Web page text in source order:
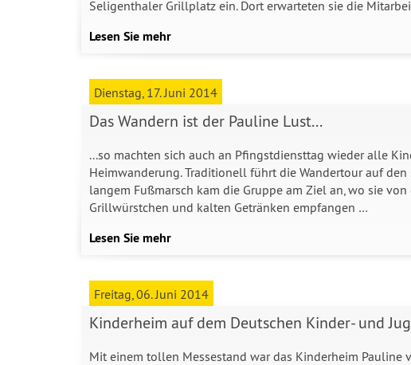
Seligenthaler Grillplatz ein. Dort erwarteten sie die
Lesen Sie mehr
Dienstag, 17. Juni 2014
Das Wandern ist der Pauline Lust...
...so machten sich auch an Pfingstdiensttag wieder alle
Heimwanderung. Traditionell führt die Wandertour auf
langem Fußmarsch kam die Gruppe am Ziel an, wo sie
Grillwürstchen und kalten Getränken empfangen …
Lesen Sie mehr
Freitag, 06. Juni 2014
Kinderheim auf dem Deutschen Kinder- und
Mit einem tollen Messestand war das Kinderheim